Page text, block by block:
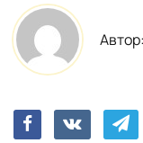
Автор: